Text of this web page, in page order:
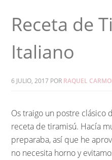
Receta de
Italiano
6 JULIO, 2017 POR RAQUEL
Os traigo un postre clásico
receta de tiramisú. Hacía
preparaba, así que he
no necesita horno y